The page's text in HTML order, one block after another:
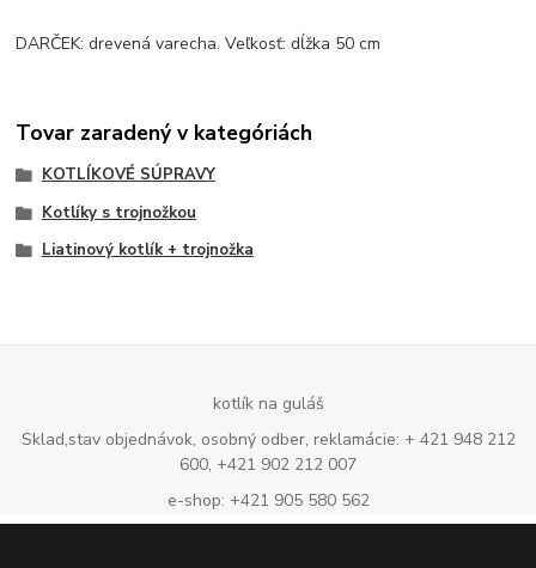
DARČEK: drevená varecha. Veľkosť: dĺžka 50 cm
Tovar zaradený v kategóriách
KOTLÍKOVÉ SÚPRAVY
Kotlíky s trojnožkou
Liatinový kotlík + trojnožka
kotlík na guláš
Sklad,stav objednávok, osobný odber, reklamácie: + 421 948 212
600, +421 902 212 007
e-shop: +421 905 580 562